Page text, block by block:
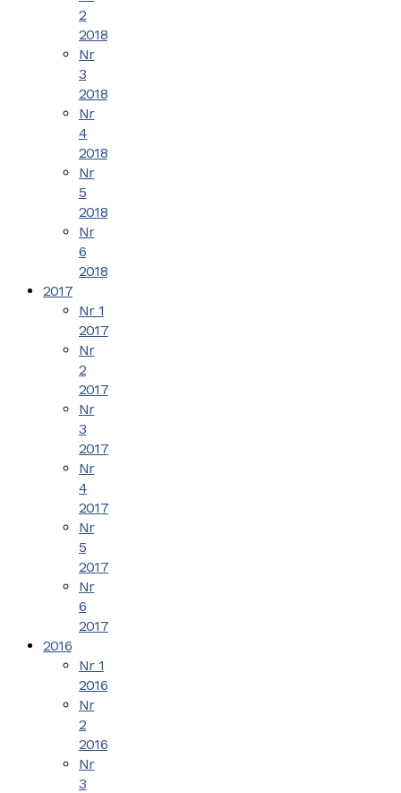
2
2018
Nr
3
2018
Nr
4
2018
Nr
5
2018
Nr
6
2018
2017
Nr 1
2017
Nr
2
2017
Nr
3
2017
Nr
4
2017
Nr
5
2017
Nr
6
2017
2016
Nr 1
2016
Nr
2
2016
Nr
3